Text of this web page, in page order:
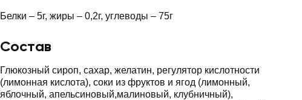
Белки – 5г, жиры – 0,2г, углеводы – 75г
Состав
Глюкозный сироп, сахар, желатин, регулятор кислотности
(лимонная кислота), соки из фруктов и ягод (лимонный,
яблочный, апельсиновый,малиновый, клубничный),